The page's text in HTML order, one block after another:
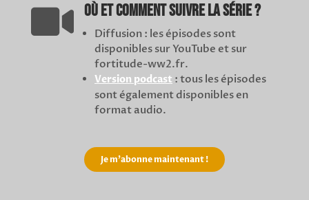
 Où et comment suivre la série ?
Diffusion : les épisodes sont
disponibles sur YouTube et sur
fortitude-ww2.fr.
Version podcast : tous les épisodes
sont également disponibles en
format audio.
Je m'abonne maintenant !